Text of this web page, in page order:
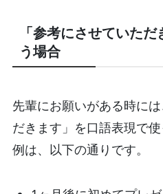
「参考にさせていた
う場合
先輩にお願いがある時に
だきます」を口語表現で
例は、以下の通りです。